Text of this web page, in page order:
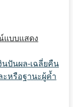
แบบแสดง